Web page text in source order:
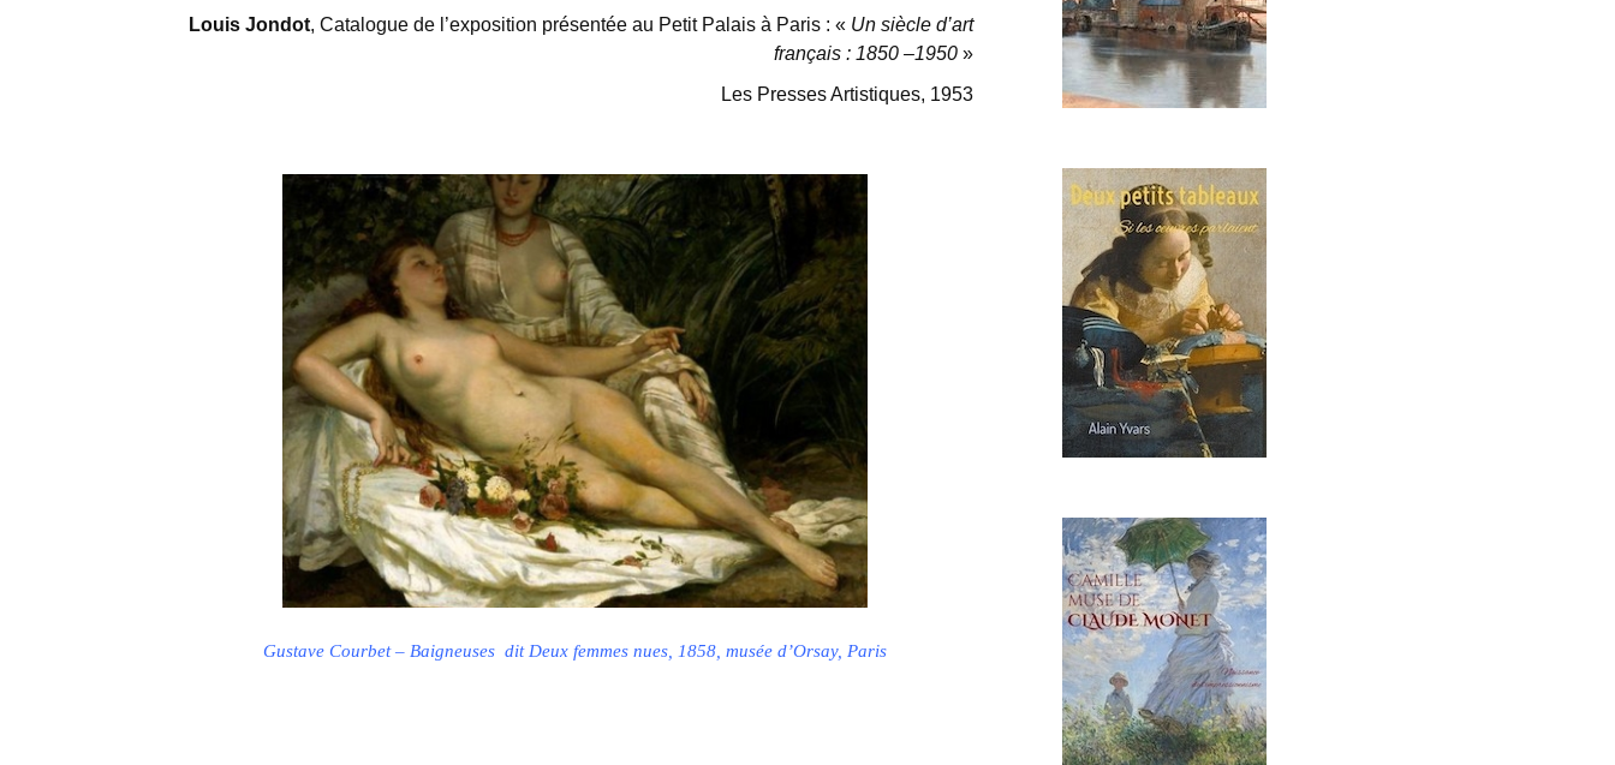
Louis Jondot, Catalogue de l’exposition présentée au Petit Palais à Paris : « Un siècle d’art
français : 1850 –1950 »
Les Presses Artistiques, 1953
Gustave Courbet – Baigneuses dit Deux femmes nues, 1858, musée d’Orsay, Paris